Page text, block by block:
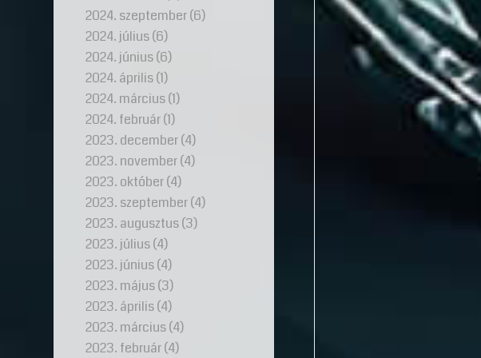
2024. szeptember(6)
2024. július(6)
2024. június(6)
2024. április(1)
2024. március(1)
2024. február(1)
2023. december(4)
2023. november(4)
2023. október(4)
2023. szeptember(4)
2023. augusztus(3)
2023. július(4)
2023. június(4)
2023. május(3)
2023. április(4)
2023. március(4)
2023. február(4)